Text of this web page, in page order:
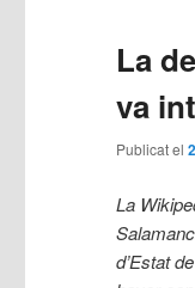
La
va
Publicat el
La
d’Estat